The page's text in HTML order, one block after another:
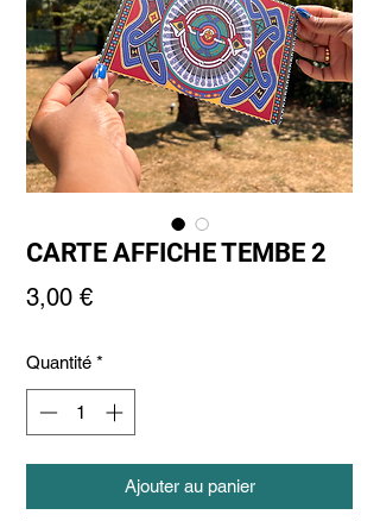
CARTE AFFICHE TEMBE 2
3,00 €Prix
Quantité *
Ajouter au panier